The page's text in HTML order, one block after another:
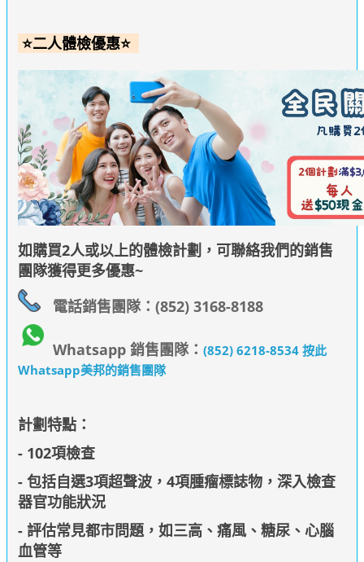
⭐二人體檢優惠⭐
如購買2人或以上的體檢計劃，可聯絡我們的銷售
團隊獲得更多優惠~
電話銷售團隊：(852) 3168-8188
Whatsapp 銷售團隊：(852) 6218-8534 按此
Whatsapp美邦的銷售團隊
計劃特點：
- 102項檢查
- 包括自選3項超聲波，4項腫瘤標誌物，深入檢查
器官功能狀況
- 評估常見都市問題，如三高、痛風、糖尿、心腦
血管等